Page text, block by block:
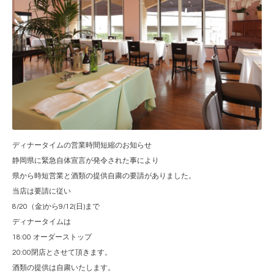
ディナータイムの営業時間短縮のお知らせ
静岡県に緊急自体宣言が発令された事により
県から時短営業と酒類の提供自粛の要請がありました。
当店は要請に従い
8/20（金)から9/12(日)まで
ディナータイムは
18:00 オーダーストップ
20:00閉店とさせて頂きます。
酒類の提供は自粛いたします。